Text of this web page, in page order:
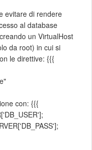
evitare di rendere
al database
un VirtualHost
da root) in cui si
le direttive: {{{
con: {{{